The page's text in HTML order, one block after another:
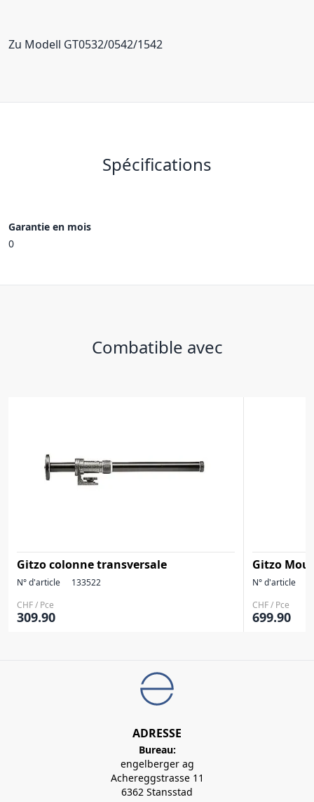
Zu Modell GT0532/0542/1542
Spécifications
Garantie en mois
0
Combatible avec
Gitzo colonne transversale
N° d'article
133522
CHF / Pce
309.90
Gitzo
N° d'article
CHF / Pce
699.90
ADRESSE
Bureau:
engelberger ag
Achereggstrasse 11
6362 Stansstad